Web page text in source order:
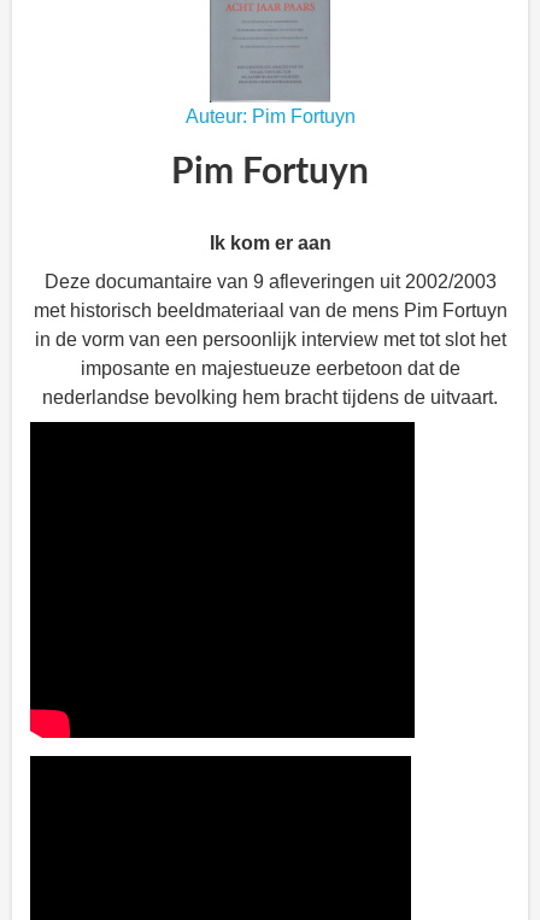
Auteur: Pim Fortuyn
Pim Fortuyn
Ik kom er aan
Deze documantaire van 9 afleveringen uit 2002/2003
met historisch beeldmateriaal van de mens Pim Fortuyn
in de vorm van een persoonlijk interview met tot slot het
imposante en majestueuze eerbetoon dat de
nederlandse bevolking hem bracht tijdens de uitvaart.